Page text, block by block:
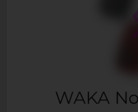
WAKA